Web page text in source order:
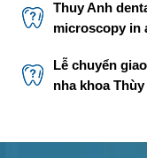
Thuy Anh
microscopy in
Lễ chuyển
nha khoa